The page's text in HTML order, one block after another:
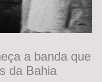
a banda que
da Bahia